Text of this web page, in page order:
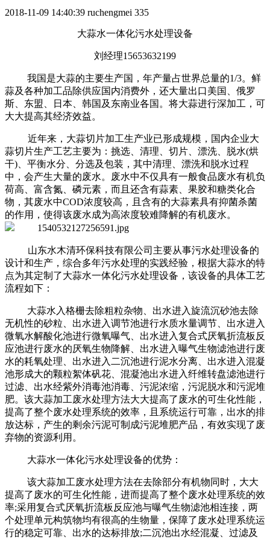
2018-11-09 14:40:39 ruchengmei 335
大蒜水一体化污水处理设备
刘经理15653632199
我国是大蒜的主要生产国，年产量占世界总量的1/3。鲜
蒜及各种加工品除供应国内消费外，还大量出口美国、俄罗
斯、东盟、日本、韩国及东南业各国。将大蒜进行深加工，可
大大提高其经济效益。
近年来，大蒜切片加工生产业已形成规模，国内企业大
蒜切片生产工艺主要为：挑选、清理、切片、漂洗、脱水(烘
干)、平衡水分、分选及包装，其中清理、漂洗和脱水过程
中，会产生大量的废水。废水中不仅具有一般食品废水有机负
荷高、富含氮、磷元素，而且还含有蒜素、果胶和糖类化合
物，其废水中COD浓度较高，且含有的大蒜素具有抑菌杀菌
的作用，使得该废水成为高浓度较难降解的有机废水。
山东水木清环保科技有限公司主要从事污水处理设备的
设计和生产，综合多年污水处理的实践经验，根据大蒜水的特
点为其定制了大蒜水一体化污水处理设备，该设备的具体工艺
流程如下：
大蒜水入格栅去除粗粒杂物、出水进入旋流沉砂池去除
无机性的砂粒、出水进入调节池进行水质水量调节、出水进入
微氧水解酸化池进行微氧曝气、出水进入复合式厌氧折流板反
应池进行废水的厌氧生物降解、出水进入曝气生物滤池进行废
水的耗氧处理、出水进入二沉池进行泥水分离、出水进入混凝
池形成大的颗粒絮体矾花、混凝池出水进入纤维转盘滤池进行
过滤、出水经紫外消毒池消毒、污泥浓缩，污泥脱水和污泥堆
肥。该大蒜加工废水处理方法大大提高了废水的可生化性能，
提高了整个废水处理系统的效率，且系统运行可靠，出水的排
放达标，产生的剩余污泥可制成污泥堆肥产品，有效实现了废
弃物的资源利用。
大蒜水一体化污水处理设备的优势：
该大蒜加工废水处理方法在去除部分有机物同时，大大
提高了废水的可生化性能，进而提高了整个废水处理系统的效
率;采用复合式厌氧折流板反应池与曝气生物滤池相连接，两
个处理单元构筑物均有很高的生物量，保障了废水处理系统运
行的稳定可靠、出水的达标排放;二沉池出水经混凝、过滤及